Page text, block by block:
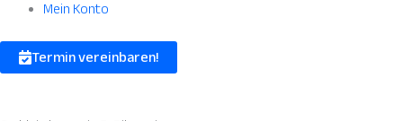
Mein Konto
Termin vereinbaren!